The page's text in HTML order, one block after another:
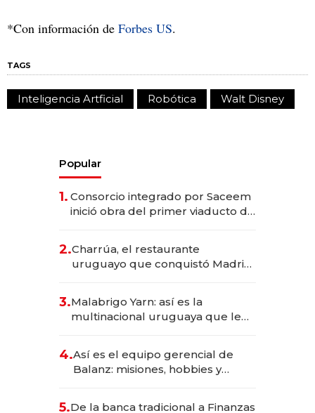
*Con información de Forbes US.
TAGS
Inteligencia Artficial Robótica Walt Disney
Popular
1. Consorcio integrado por Saceem
inició obra del primer viaducto de
millones
2.Charrúa, el restaurante
uruguayo que conquistó Madrid:
anticipación y prepara apertura
3.Malabrigo Yarn: así es la
multinacional uruguaya que le
4.Así es el equipo gerencial de
Balanz: misiones, hobbies y
5.De la banca tradicional a Finanzas